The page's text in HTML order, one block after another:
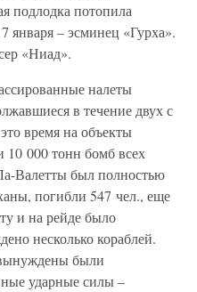
подлодка потопила
января – эсминец «Гурха».
«Ниад».
налеты
в течение двух с
время на объекты
10 000 тонн бомб всех
Валетты был полностью
погибли 547 чел., еще
и на рейде было
несколько кораблей.
были
ударные силы –